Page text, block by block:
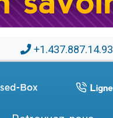
+1.437.887.14.93